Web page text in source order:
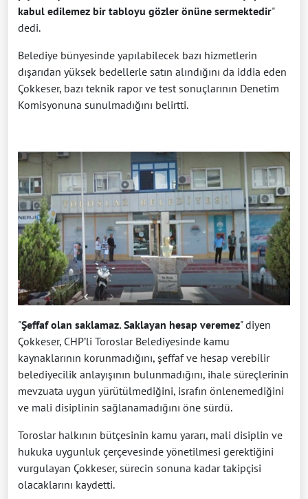
kabul edilemez bir tabloyu gözler önüne sermektedir"
dedi.
Belediye bünyesinde yapılabilecek bazı hizmetlerin
dışarıdan yüksek bedellerle satın alındığını da iddia eden
Çokkeser, bazı teknik rapor ve test sonuçlarının Denetim
Komisyonuna sunulmadığını belirtti.
"Şeffaf olan saklamaz. Saklayan hesap veremez" diyen
Çokkeser, CHP’li Toroslar Belediyesinde kamu
kaynaklarının korunmadığını, şeffaf ve hesap verebilir
belediyecilik anlayışının bulunmadığını, ihale süreçlerinin
mevzuata uygun yürütülmediğini, israfın önlenemediğini
ve mali disiplinin sağlanamadığını öne sürdü.
Toroslar halkının bütçesinin kamu yararı, mali disiplin ve
hukuka uygunluk çerçevesinde yönetilmesi gerektiğini
vurgulayan Çokkeser, sürecin sonuna kadar takipçisi
olacaklarını kaydetti.